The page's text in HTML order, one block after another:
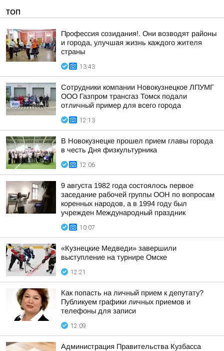
ТОП
Профессия созидания!. Они возводят районы
и города, улучшая жизнь каждого жителя
страны
13:43
Сотрудники компании Новокузнецкое ЛПУМГ
ООО Газпром трансгаз Томск подали
отличный пример для всего города
12:13
В Новокузнецке прошел прием главы города
в честь Дня физкультурника
12:06
9 августа 1982 года состоялось первое
заседание рабочей группы ООН по вопросам
коренных народов, а в 1994 году был
учрежден Международный праздник
10:07
«Кузнецкие Медведи» завершили
выступление на турнире Омске
12:21
Как попасть на личный прием к депутату?
Публикуем графики личных приемов и
телефоны для записи
12:09
Администрация Правительства Кузбасса